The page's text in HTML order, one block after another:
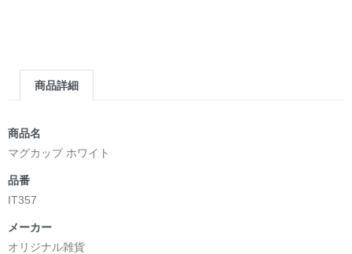
商品詳細
商品名
マグカップ ホワイト
品番
IT357
メーカー
オリジナル雑貨